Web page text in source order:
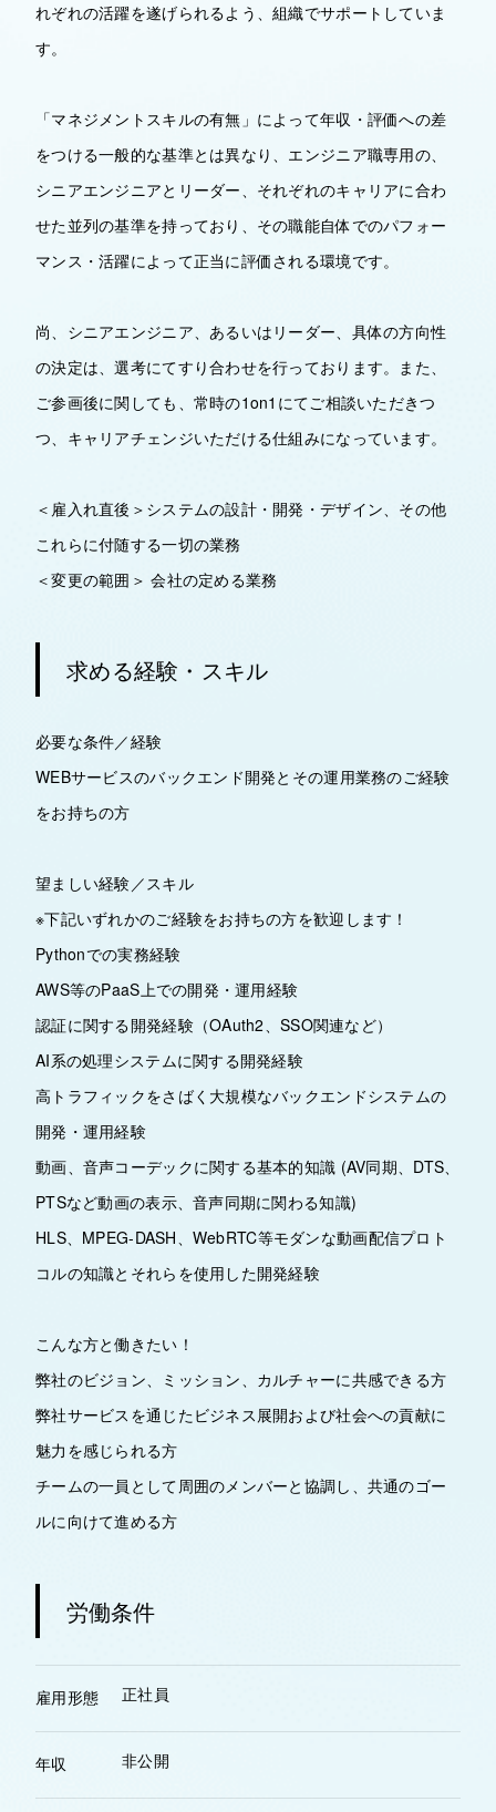
れぞれの活躍を遂げられるよう、組織でサポートしていま
す。
「マネジメントスキルの有無」によって年収・評価への差
をつける一般的な基準とは異なり、エンジニア職専用の、
シニアエンジニアとリーダー、それぞれのキャリアに合わ
せた並列の基準を持っており、その職能自体でのパフォー
マンス・活躍によって正当に評価される環境です。
尚、シニアエンジニア、あるいはリーダー、具体の方向性
の決定は、選考にてすり合わせを行っております。また、
ご参画後に関しても、常時の1on1にてご相談いただきつ
つ、キャリアチェンジいただける仕組みになっています。
＜雇入れ直後＞システムの設計・開発・デザイン、その他
これらに付随する一切の業務
＜変更の範囲＞ 会社の定める業務
求める経験・スキル
必要な条件／経験
WEBサービスのバックエンド開発とその運用業務のご経験
をお持ちの方
望ましい経験／スキル
※下記いずれかのご経験をお持ちの方を歓迎します！
Pythonでの実務経験
AWS等のPaaS上での開発・運用経験
認証に関する開発経験（OAuth2、SSO関連など）
AI系の処理システムに関する開発経験
高トラフィックをさばく大規模なバックエンドシステムの
開発・運用経験
動画、音声コーデックに関する基本的知識 (AV同期、DTS、
PTSなど動画の表示、音声同期に関わる知識)
HLS、MPEG-DASH、WebRTC等モダンな動画配信プロト
コルの知識とそれらを使用した開発経験
こんな方と働きたい！
弊社のビジョン、ミッション、カルチャーに共感できる方
弊社サービスを通じたビジネス展開および社会への貢献に
魅力を感じられる方
チームの一員として周囲のメンバーと協調し、共通のゴー
ルに向けて進める方
労働条件
雇用形態 正社員
年収 非公開